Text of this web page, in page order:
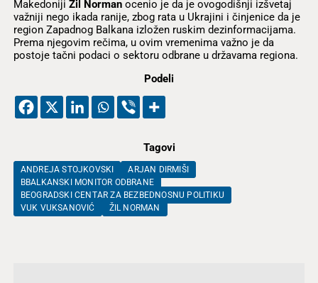
Makedoniji Žil Normanocenio je da je ovogodišnji izšvetaj
važniji nego ikada ranije, zbog rata u Ukrajini i činjenice da je
region Zapadnog Balkana izložen ruskim dezinformacijama.
Prema njegovim rečima, u ovim vremenima važno je da
postoje tačni podaci o sektoru odbrane u državama regiona.
Podeli
Tagovi
ANDREJA STOJKOVSKI
ARJAN DIRMIŠI
BBALKANSKI MONITOR ODBRANE
BEOGRADSKI CENTAR ZA BEZBEDNOSNU POLITIKU
VUK VUKSANOVIĆ
ŽIL NORMAN